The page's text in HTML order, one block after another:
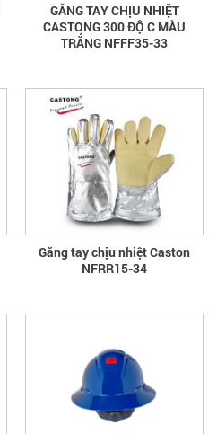
GĂNG TAY CHỊU NHIỆT
CASTONG 300 ĐỘ C MÀU
TRẮNG NFFF35-33
Găng tay chịu nhiệt Caston
NFRR15-34